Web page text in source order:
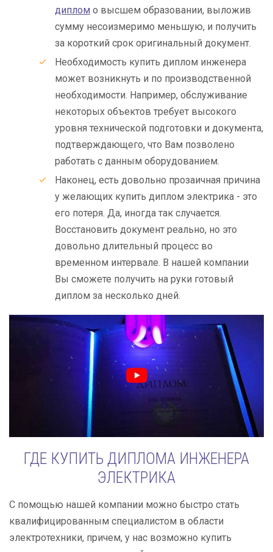
диплом о высшем образовании, выложив
сумму несоизмеримо меньшую, и получить
за короткий срок оригинальный документ.
Необходимость купить диплом инженера
может возникнуть и по производственной
необходимости. Например, обслуживание
некоторых объектов требует высокого
уровня технической подготовки и документа,
подтверждающего, что Вам позволено
работать с данным оборудованием.
Наконец, есть довольно прозаичная причина
у желающих купить диплом электрика - это
его потеря. Да, иногда так случается.
Восстановить документ реально, но это
довольно длительный процесс во
временном интервале. В нашей компании
Вы сможете получить на руки готовый
диплом за несколько дней.
ГДЕ КУПИТЬ ДИПЛОМА ИНЖЕНЕРА
ЭЛЕКТРИКА
С помощью нашей компании можно быстро стать
квалифицированным специалистом в области
электротехники, причем, у нас возможно купить